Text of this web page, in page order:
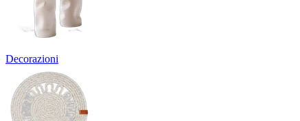
Decorazioni